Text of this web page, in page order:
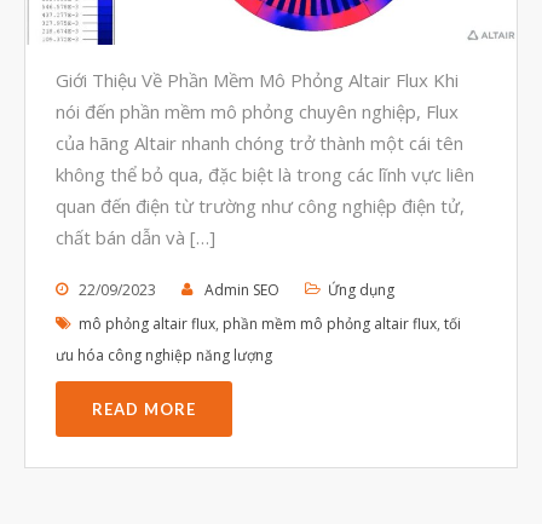
Tháng Chín 2021
Tháng Bảy 2021
Tháng Sáu 2021
Tháng Năm 2021
Tháng Tư 2021
Tháng Một 2021
Tháng Chín 2020
Giới Thiệu Về Phần Mềm Mô Phỏng Altair Flux Khi
nói đến phần mềm mô phỏng chuyên nghiệp, Flux
của hãng Altair nhanh chóng trở thành một cái tên
không thể bỏ qua, đặc biệt là trong các lĩnh vực liên
quan đến điện từ trường như công nghiệp điện tử,
chất bán dẫn và […]
22/09/2023 Admin SEO
Ứng dụng
mô phỏng altair flux, phần mềm mô phỏng altair flux, tối
ưu hóa công nghiệp năng lượng
READ MORE